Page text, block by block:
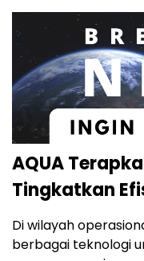
AQUA
Tingkatkan
Di wilayah
berbagai teknologi